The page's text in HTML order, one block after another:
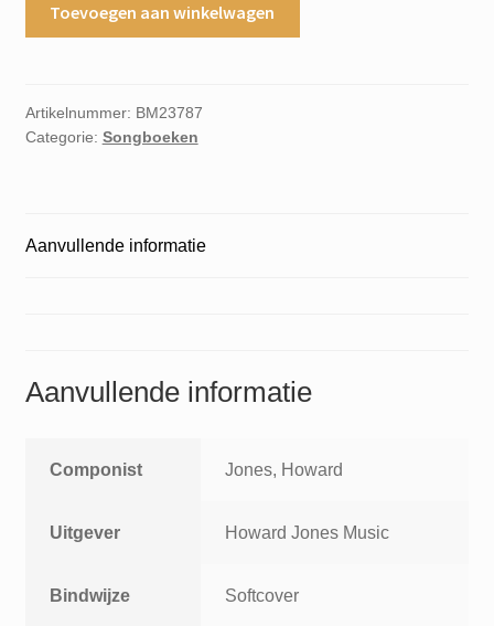
know
you
Toevoegen aan winkelwagen
Artikelnummer: BM23787
Categorie: Songboeken
Aanvullende informatie
Aanvullende informatie
Componist Jones, Howard
Uitgever Howard Jones Music
Bindwijze Softcover